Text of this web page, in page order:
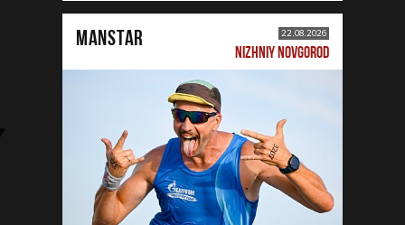
MANSTAR 22.08.2026
NIZHNIY NOVGOROD